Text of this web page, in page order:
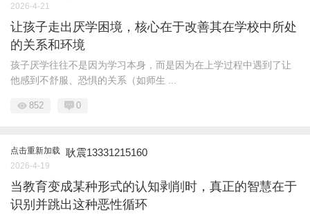
2026-4-21
让孩子走出厌学困境，核心在于改善其在学校中所处
的关系和环境
孩子厌学往往不是因为学习本身，而是因为在上学过程中遇到了让
他感到不舒服、恐惧的关系（如师生 ...
852 0
点击重新加载 耿震13331215160
2026-4-19
当教育变成某种形式的认知剥削时，真正的智慧在于
识别并跳出这种恶性循环